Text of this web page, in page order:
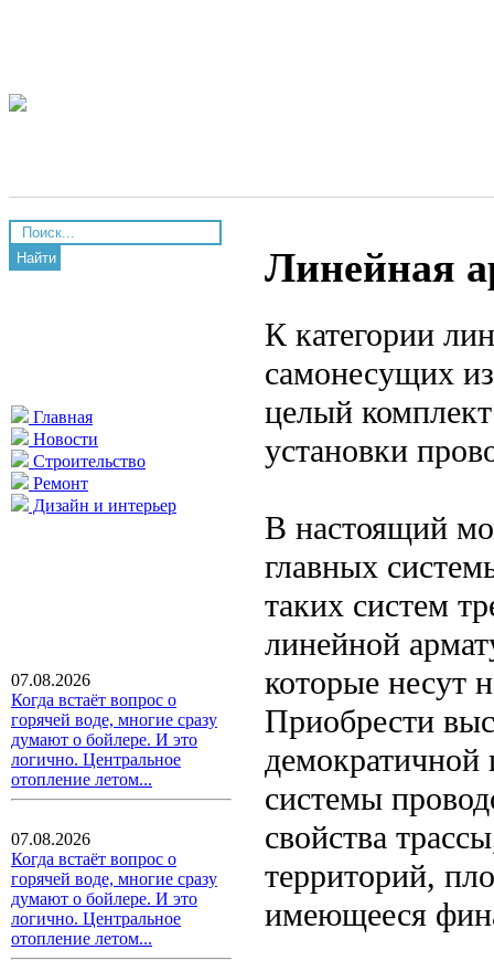
Найти
Главная
Новости
Строительство
Ремонт
Дизайн и интерьер
07.08.2026
Когда встаёт вопрос о
горячей воде, многие сразу
думают о бойлере. И это
логично. Центральное
отопление летом...
07.08.2026
Когда встаёт вопрос о
горячей воде, многие сразу
думают о бойлере. И это
логично. Центральное
отопление летом...
Линейная
К категории
самонесущих
целый
установки
В настоящий
главных
таких систем
линейной
которые несут
Приобрести
системы
свойства
территорий,
имеющееся